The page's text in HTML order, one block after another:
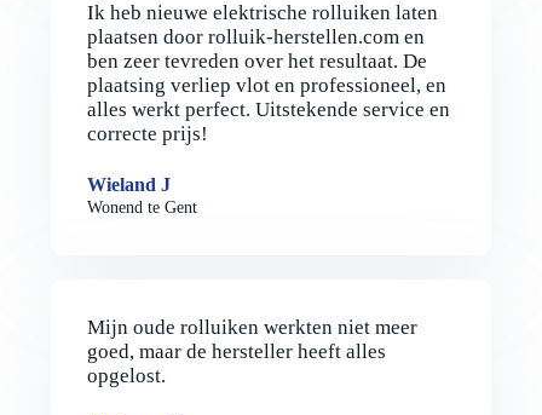
Ik heb nieuwe elektrische rolluiken laten
plaatsen door rolluik-herstellen.com en
ben zeer tevreden over het resultaat. De
plaatsing verliep vlot en professioneel, en
alles werkt perfect. Uitstekende service en
correcte prijs!
Wieland J
Wonend te Gent
Mijn oude rolluiken werkten niet meer
goed, maar de hersteller heeft alles
opgelost.